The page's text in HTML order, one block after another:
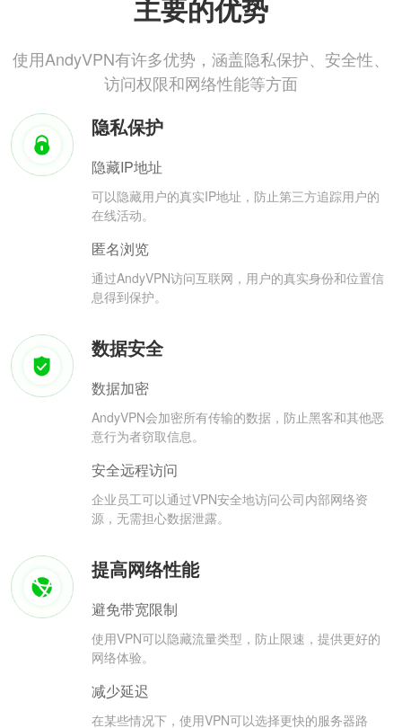
主要的优势
使用AndyVPN有许多优势，涵盖隐私保护、安全性、
访问权限和网络性能等方面
隐私保护
隐藏IP地址
可以隐藏用户的真实IP地址，防止第三方追踪用户的
在线活动。
匿名浏览
通过AndyVPN访问互联网，用户的真实身份和位置信
息得到保护。
数据安全
数据加密
AndyVPN会加密所有传输的数据，防止黑客和其他恶
意行为者窃取信息。
安全远程访问
企业员工可以通过VPN安全地访问公司内部网络资
源，无需担心数据泄露。
提高网络性能
避免带宽限制
使用VPN可以隐藏流量类型，防止限速，提供更好的
网络体验。
减少延迟
在某些情况下，使用VPN可以选择更快的服务器路